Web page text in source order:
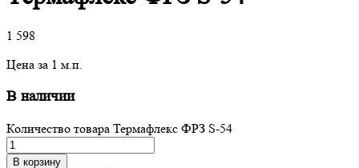
1 598
Цена за 1 м.п.
В наличии
Количество товара Термафлекс ФРЗ S-54
В корзину